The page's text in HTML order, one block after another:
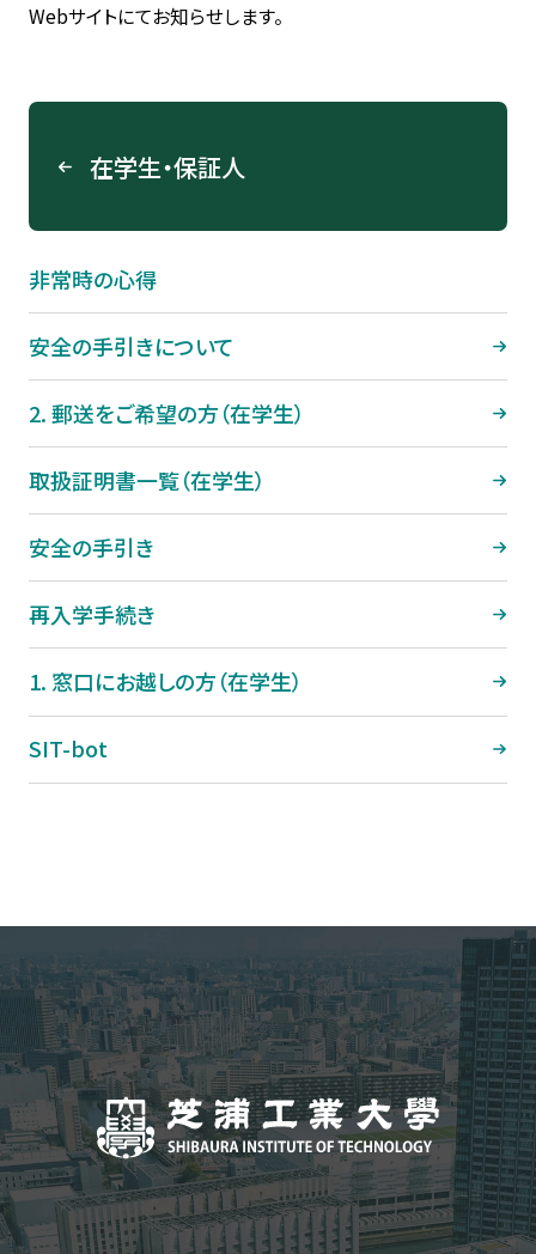
Webサイトにてお知らせします。
在学生・保証人
非常時の心得
安全の手引きについて
2. 郵送をご希望の方（在学生）
取扱証明書一覧（在学生）
安全の手引き
再入学手続き
1. 窓口にお越しの方（在学生）
SIT-bot